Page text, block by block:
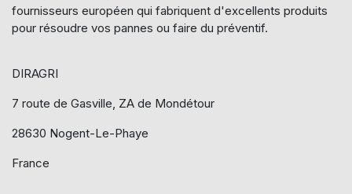
fournisseurs européen qui​ fabriquent d'excellents produits
pour résoudre vos pannes ou faire du préventif.
DIRAGRI
7 route de Gasville, ZA de Mondétour
28630 Nogent-Le-Phaye
France